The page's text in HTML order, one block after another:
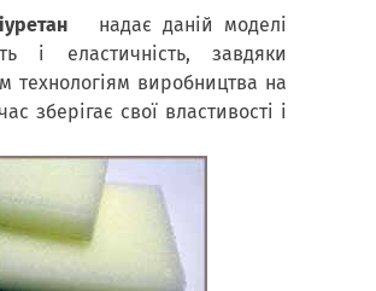
надає даній моделі
і еластичність, завдяки
технологіям виробництва на
зберігає свої властивості і